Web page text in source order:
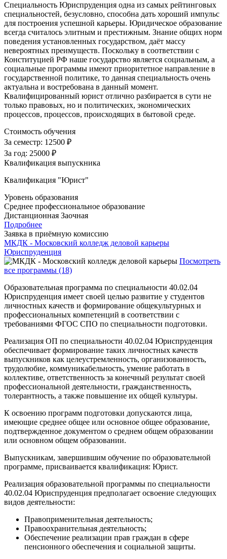
Специальность Юриспруденция одна из самых рейтинговых
специальностей, безусловно, способна дать хороший импульс
для построения успешной карьеры. Юридическое образование
всегда считалось элитным и престижным. Знание общих норм
поведения установленных государством, даёт массу
невероятных преимуществ. Поскольку в соответствии с
Конституцией РФ наше государство является социальным, а
социальные программы имеют приоритетное направление в
государственной политике, то данная специальность очень
актуальна и востребована в данный момент.
Квалифицированный юрист отлично разбирается в сути не
только правовых, но и политических, экономических
процессов, процессов, происходящих в бытовой среде.
Стоимость обучения
За семестр: 12500 ₽
За год: 25000 ₽
Квалификация выпускника
Квалификация "Юрист"
Уровень образования
Среднее профессиональное образование
Дистанционная Заочная
Подробнее
Заявка в приёмную комиссию
МКДК - Московский колледж деловой карьеры
Юриспруденция
Посмотреть
все программы (18)
Образовательная программа по специальности 40.02.04
Юриспруденция имеет своей целью развитие у студентов
личностных качеств и формирование общекультурных и
профессиональных компетенций в соответствии с
требованиями ФГОС СПО по специальности подготовки.
Реализация ОП по специальности 40.02.04 Юриспруденция
обеспечивает формирование таких личностных качеств
выпускников как целеустремленность, организованность,
трудолюбие, коммуникабельность, умение работать в
коллективе, ответственность за конечный результат своей
профессиональной деятельности, гражданственность,
толерантность, а также повышение их общей культуры.
К освоению программ подготовки допускаются лица,
имеющие среднее общее или основное общее образование,
подтвержденное документом о среднем общем образовании
или основном общем образовании.
Выпускникам, завершившим обучение по образовательной
программе, присваивается квалификация: Юрист.
Реализация образовательной программы по специальности
40.02.04 Юриспруденция предполагает освоение следующих
видов деятельности:
Правоприменительная деятельность;
Правоохранительная деятельность;
Обеспечение реализации прав граждан в сфере
пенсионного обеспечения и социальной защиты.